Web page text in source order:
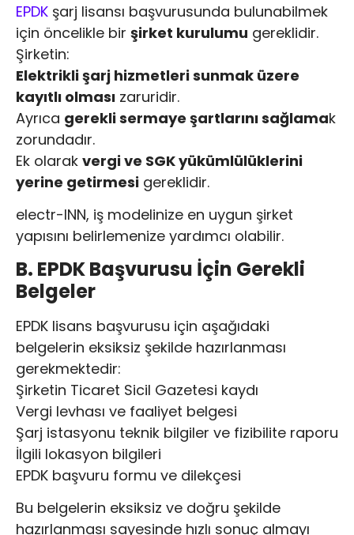
EPDK şarj lisansı başvurusunda bulunabilmek
için öncelikle bir şirket kurulumu gereklidir.
Şirketin:
Elektrikli şarj hizmetleri sunmak üzere
kayıtlı olması zaruridir.
Ayrıca gerekli sermaye şartlarını sağlamak
zorundadır.
Ek olarak vergi ve SGK yükümlülüklerini
yerine getirmesi gereklidir.
electr-INN, iş modelinize en uygun şirket
yapısını belirlemenize yardımcı olabilir.
B. EPDK Başvurusu İçin Gerekli
Belgeler
EPDK lisans başvurusu için aşağıdaki
belgelerin eksiksiz şekilde hazırlanması
gerekmektedir:
Şirketin Ticaret Sicil Gazetesi kaydı
Vergi levhası ve faaliyet belgesi
Şarj istasyonu teknik bilgiler ve fizibilite raporu
İlgili lokasyon bilgileri
EPDK başvuru formu ve dilekçesi
Bu belgelerin eksiksiz ve doğru şekilde
hazırlanması sayesinde hızlı sonuç almayı